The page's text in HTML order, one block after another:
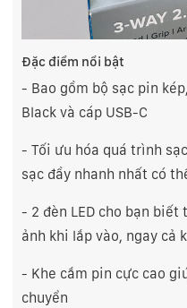
Đặc điểm nổi bật
- Bao gồm bộ sạc pin
Black và cáp USB-C
- Tối ưu hóa quá trình
sạc đầy nhanh nhất có
- 2 đèn LED cho bạn
ảnh khi lắp vào, ngay cả
- Khe cắm pin cực cao
chuyển